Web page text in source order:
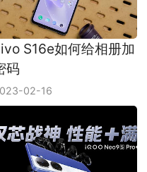
S16e如何给相册加
码
02-16